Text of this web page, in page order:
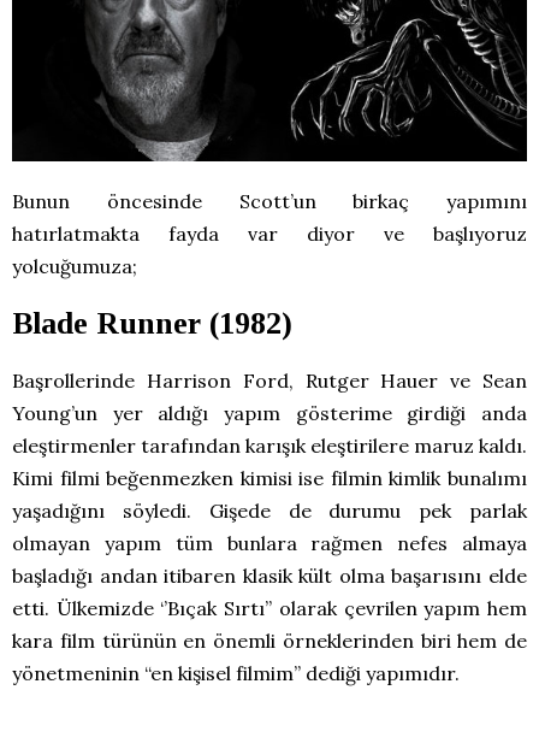
Bunun öncesinde Scott’un birkaç yapımını
hatırlatmakta fayda var diyor ve başlıyoruz
yolcuğumuza;
Blade Runner (1982)
Başrollerinde Harrison Ford, Rutger Hauer ve Sean
Young’un yer aldığı yapım gösterime girdiği anda
eleştirmenler tarafından karışık eleştirilere maruz kaldı.
Kimi filmi beğenmezken kimisi ise filmin kimlik bunalımı
yaşadığını söyledi. Gişede de durumu pek parlak
olmayan yapım tüm bunlara rağmen nefes almaya
başladığı andan itibaren klasik kült olma başarısını elde
etti. Ülkemizde ‘’Bıçak Sırtı’’ olarak çevrilen yapım hem
kara film türünün en önemli örneklerinden biri hem de
yönetmeninin “en kişisel filmim” dediği yapımıdır.